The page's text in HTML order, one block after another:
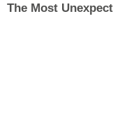
The Most